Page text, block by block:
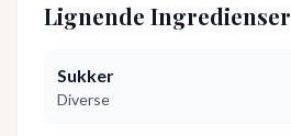
Lignende Ingredienser
Sukker
Diverse